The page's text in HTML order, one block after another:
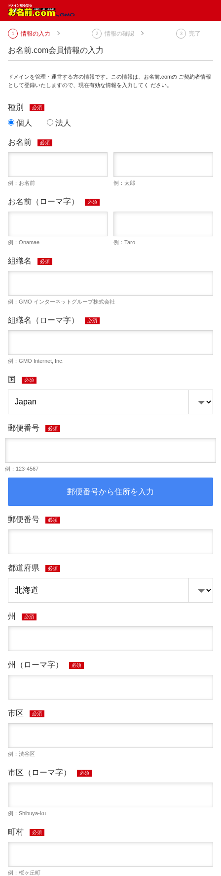
情報の入力 情報の確認 完了
お名前.com会員情報の入力
ドメインを管理・運営する方の情報です。この情報は、お名前.comの ご契約者情報
として登録いたしますので、現在有効な情報を入力してく ださい。
種別 必須
個人 法人
お名前 必須
例：お名前 例：太郎
お名前（ローマ字） 必須
例：Onamae 例：Taro
組織名 必須
例：GMO インターネットグループ株式会社
組織名（ローマ字） 必須
例：GMO Internet, Inc.
国 必須
郵便番号 必須
例：123-4567
郵便番号から住所を入力
郵便番号 必須
都道府県 必須
州 必須
州（ローマ字） 必須
市区 必須
例：渋谷区
市区（ローマ字） 必須
例：Shibuya-ku
町村 必須
例：桜ヶ丘町